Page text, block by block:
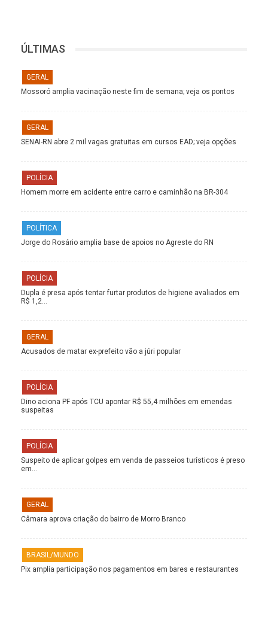
ÚLTIMAS
GERAL
Mossoró amplia vacinação neste fim de semana; veja os pontos
GERAL
SENAI-RN abre 2 mil vagas gratuitas em cursos EAD; veja opções
POLÍCIA
Homem morre em acidente entre carro e caminhão na BR-304
POLÍTICA
Jorge do Rosário amplia base de apoios no Agreste do RN
POLÍCIA
Dupla é presa após tentar furtar produtos de higiene avaliados em
R$ 1,2…
GERAL
Acusados de matar ex-prefeito vão a júri popular
POLÍCIA
Dino aciona PF após TCU apontar R$ 55,4 milhões em emendas
suspeitas
POLÍCIA
Suspeito de aplicar golpes em venda de passeios turísticos é preso
em…
GERAL
Câmara aprova criação do bairro de Morro Branco
BRASIL/MUNDO
Pix amplia participação nos pagamentos em bares e restaurantes